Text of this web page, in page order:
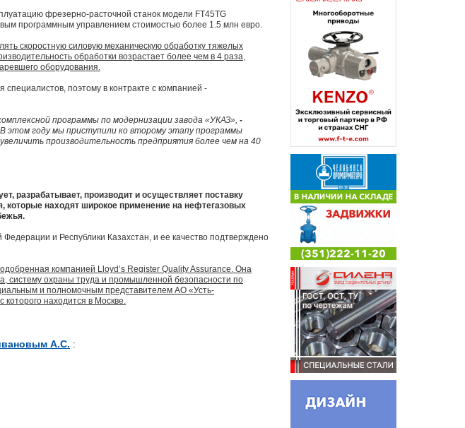
фрезерно-расточной станок модели FT45TG
программным управлением стоимостью более 1.5 млн евро.
скоростную силовую механическую обработку тяжелых
обработки возрастает более чем в 4 раза,
оборудования.
поэтому в контракте с компанией -
программы по модернизации завода «УКАЗ», -
В этом году мы приступили ко второму этапу программы
производительность предприятия более чем на 40
разрабатывает, производит и осуществляет поставку
которые находят широкое применение на нефтегазовых
Федерации и Республики Казахстан, и ее качество подтверждено
компанией Lloyd’s Register Quality Assurance. Она
систему охраны труда и промышленной безопасности по
и полномочным представителем АО «Усть-
находится в Москве.
А.С. :